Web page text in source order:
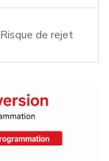
Risque de rejet